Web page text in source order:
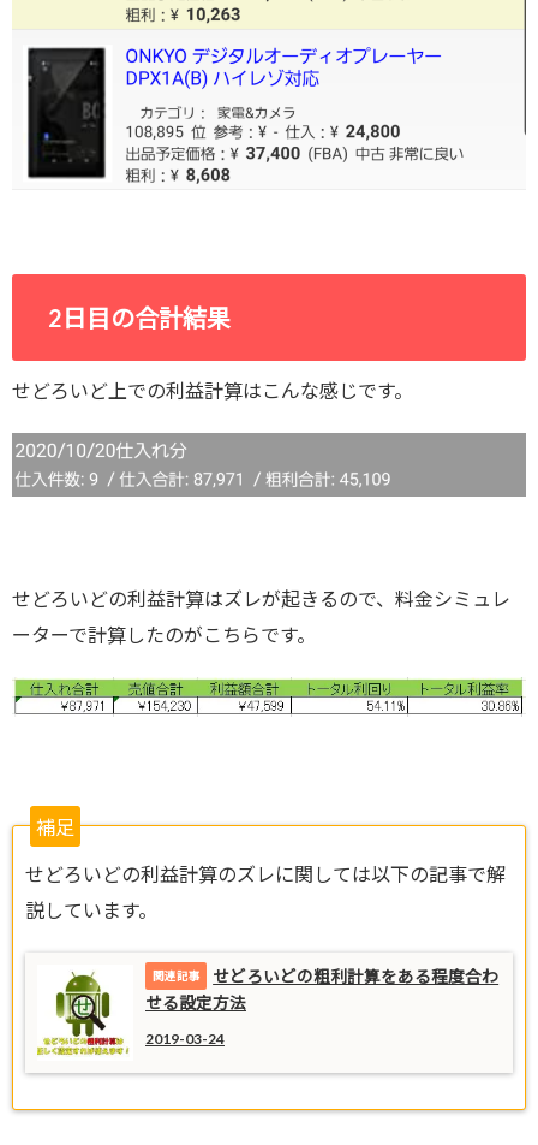
2日目の合計結果
せどろいど上での利益計算はこんな感じです。
せどろいどの利益計算はズレが起きるので、料金シミュレ
ーターで計算したのがこちらです。
補足
せどろいどの利益計算のズレに関しては以下の記事で解
説しています。
せどろいどの粗利計算をある程度合わ
せる設定方法
2019-03-24